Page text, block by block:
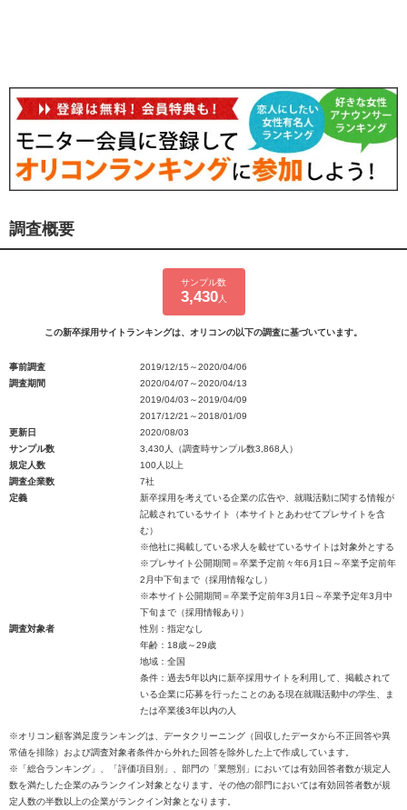
調査概要
サンプル数
3,430人
この新卒採用サイトランキングは、オリコンの以下の調査に基づいています。
事前調査
2019/12/15～2020/04/06
調査期間
2020/04/07～2020/04/13
2019/04/03～2019/04/09
2017/12/21～2018/01/09
更新日
2020/08/03
サンプル数
3,430人（調査時サンプル数3,868人）
規定人数
100人以上
調査企業数
7社
定義
新卒採用を考えている企業の広告や、就職活動に関する情報が
記載されているサイト（本サイトとあわせてプレサイトを含
む）
※他社に掲載している求人を載せているサイトは対象外とする
※プレサイト公開期間＝卒業予定前々年6月1日～卒業予定前年
2月中下旬まで（採用情報なし）
※本サイト公開期間＝卒業予定前年3月1日～卒業予定年3月中
下旬まで（採用情報あり）
調査対象者
性別：指定なし
年齢：18歳～29歳
地域：全国
条件：過去5年以内に新卒採用サイトを利用して、掲載されて
いる企業に応募を行ったことのある現在就職活動中の学生、ま
たは卒業後3年以内の人
※オリコン顧客満足度ランキングは、データクリーニング（回収したデータから不正回答や異
常値を排除）および調査対象者条件から外れた回答を除外した上で作成しています。
※「総合ランキング」、「評価項目別」、部門の「業態別」においては有効回答者数が規定人
数を満たした企業のみランクイン対象となります。その他の部門においては有効回答者数が規
定人数の半数以上の企業がランクイン対象となります。